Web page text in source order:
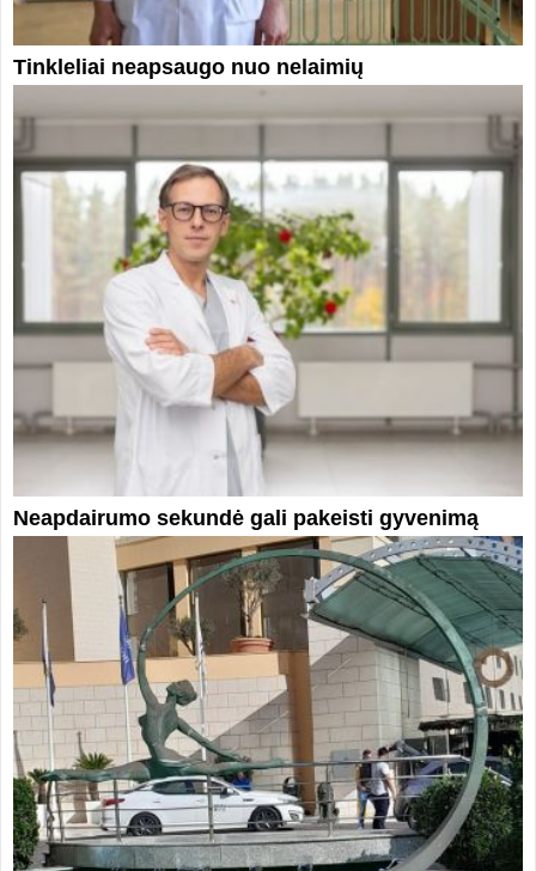
Tinkleliai neapsaugo nuo nelaimių
Neapdairumo sekundė gali pakeisti gyvenimą